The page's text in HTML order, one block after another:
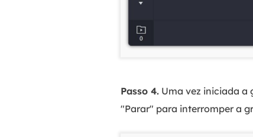
Passo 4. Uma vez iniciada a
"Parar" para interromper a